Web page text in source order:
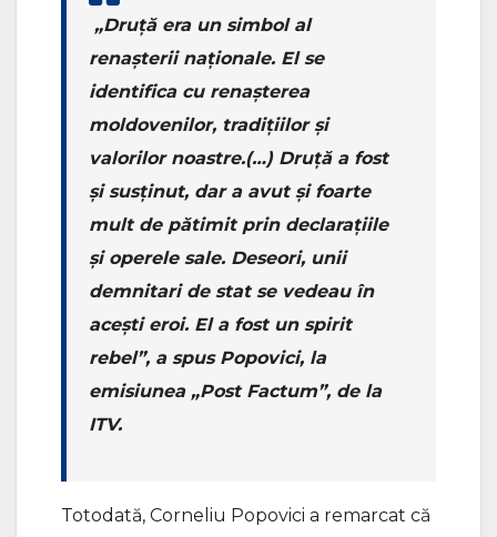
„Druță era un simbol al
renașterii naționale. El se
identifica cu renașterea
moldovenilor, tradițiilor și
valorilor noastre.(…) Druță a fost
și susținut, dar a avut și foarte
mult de pătimit prin declarațiile
și operele sale. Deseori, unii
demnitari de stat se vedeau în
acești eroi. El a fost un spirit
rebel”, a spus Popovici, la
emisiunea „Post Factum”, de la
ITV.
Totodată, Corneliu Popovici a remarcat că